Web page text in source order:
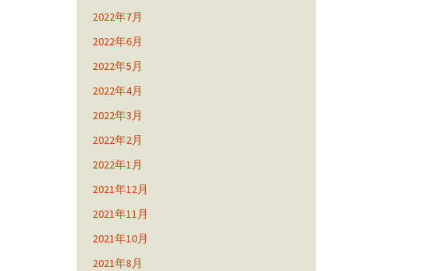
2022年7月
2022年6月
2022年5月
2022年4月
2022年3月
2022年2月
2022年1月
2021年12月
2021年11月
2021年10月
2021年8月